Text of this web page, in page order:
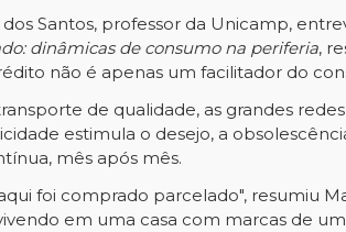
Santos, professor da Unicamp,
dinâmicas de consumo na periferia,
não é apenas um facilitador do
de qualidade, as grandes
estimula o desejo, a
mês após mês.
foi comprado parcelado", resumiu
em uma casa com marcas de